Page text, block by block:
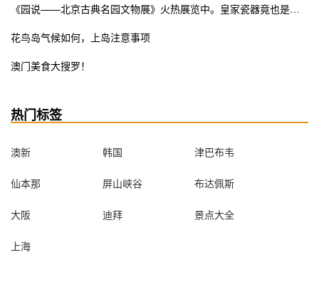
《园说——北京古典名园文物展》火热展览中。皇家瓷器竟也是少女粉ins风？错过这次展览遗憾终生
花鸟岛气候如何，上岛注意事项
澳门美食大搜罗！
热门标签
澳新 韩国 津巴布韦
仙本那 屏山峡谷 布达佩斯
大阪 迪拜 景点大全
上海